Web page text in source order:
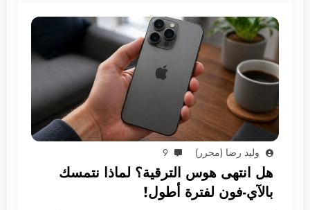
وليد رضا (محرر) 9
هل انتهى هوس الترقية؟ لماذا نتمسك
بالآي-فون لفترة أطول!